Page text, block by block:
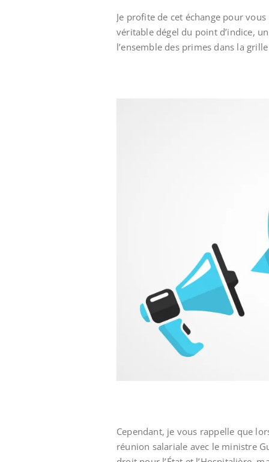
Je profite de cet échange pour
véritable dégel du point d’indice,
l’ensemble des primes dans la
Cependant, je vous rappelle que
réunion salariale avec le ministre